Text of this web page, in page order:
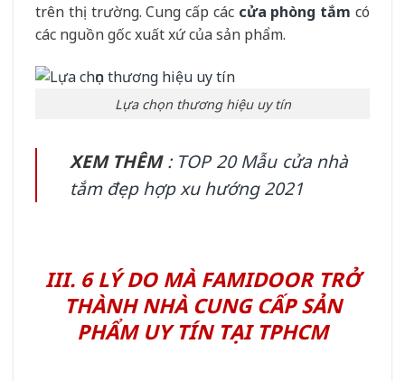
trên thị trường. Cung cấp cáccửa phòng tắmcó
các nguồn gốc xuất xứ của sản phẩm.
Lựa chọn thương hiệu uy tín
XEM THÊM: TOP 20 Mẫu cửa nhà
tắm đẹp hợp xu hướng 2021
III. 6 LÝ DO MÀ FAMIDOOR TRỞ
THÀNH NHÀ CUNG CẤP SẢN
PHẨM UY TÍN TẠI TPHCM